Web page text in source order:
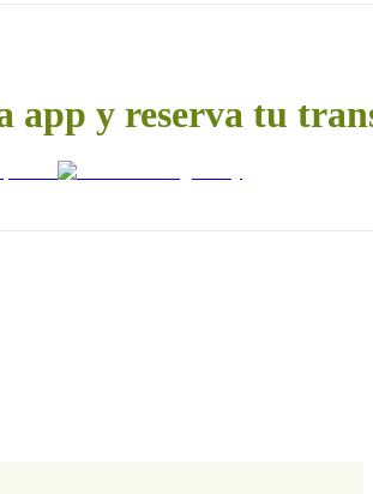
app y reserva tu